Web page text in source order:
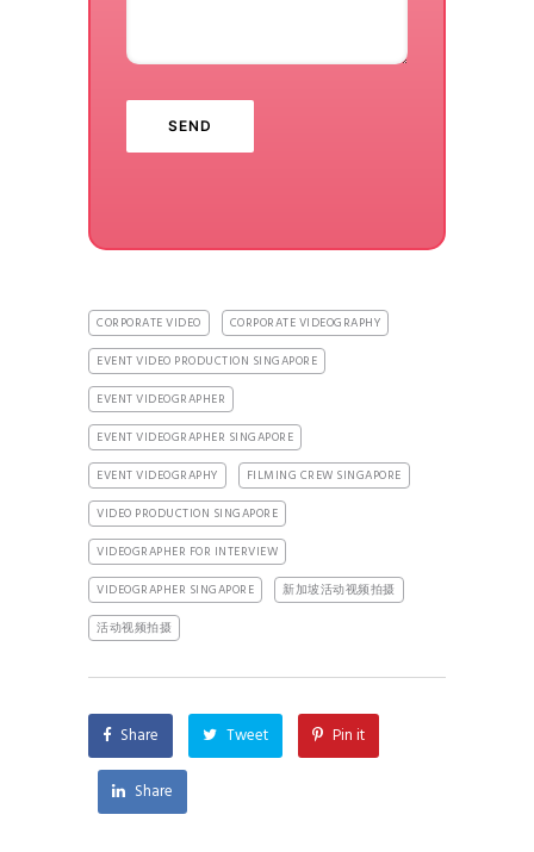
CORPORATE VIDEO
CORPORATE VIDEOGRAPHY
EVENT VIDEO PRODUCTION SINGAPORE
EVENT VIDEOGRAPHER
EVENT VIDEOGRAPHER SINGAPORE
EVENT VIDEOGRAPHY
FILMING CREW SINGAPORE
VIDEO PRODUCTION SINGAPORE
VIDEOGRAPHER FOR INTERVIEW
VIDEOGRAPHER SINGAPORE
新加坡活动视频拍摄
活动视频拍摄
Share Tweet Pin it
Share